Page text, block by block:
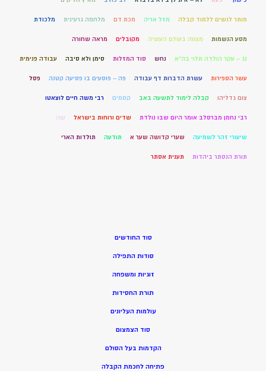
מותר לנשים ללמוד קבלה מזל אריה מכת דם מלחמה גרעינית מלכודת
מסע הנשמות מצווה בעולם העשיה מקובלים מראה שחורה
נג – עקר הולדה תלוי בה"א נחש סוד המזלות סימן ולא סיבה עבודה פנימית
עשר הספירות עשרת הדברות דף עבודה פה – פוסעים בו פסיעה קטנה פסל
צום גדליהו קבלה לימוד לתשעה באב קסמים רבי משה חיים לוצאטו
רבי נחמן מברסלב אומר היום שבו נולדת שדים ורוחות בישראל שה
שיעורי זהר לשמיעה שערי קדושה שער א תודעה תולדות הארי
תורת הנסתר ביהדות תענית אסתר
סוד החודשים
סודות התפילה
זוגיות ומשפחה
תורת החסידות
עולמות העליונים
סוד הצמצום
הקדמות בעל הסולם
פתיחה לחכמת הקבלה